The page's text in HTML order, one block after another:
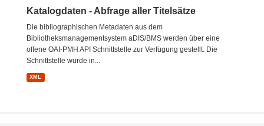
Katalogdaten - Abfrage aller Titelsätze
Die bibliographischen Metadaten aus dem
Bibliotheksmanagementsystem aDIS/BMS werden über eine
offene OAI-PMH API Schnittstelle zur Verfügung gestellt. Die
Schnittstelle wurde in...
XML